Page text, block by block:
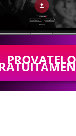
PROVATELO